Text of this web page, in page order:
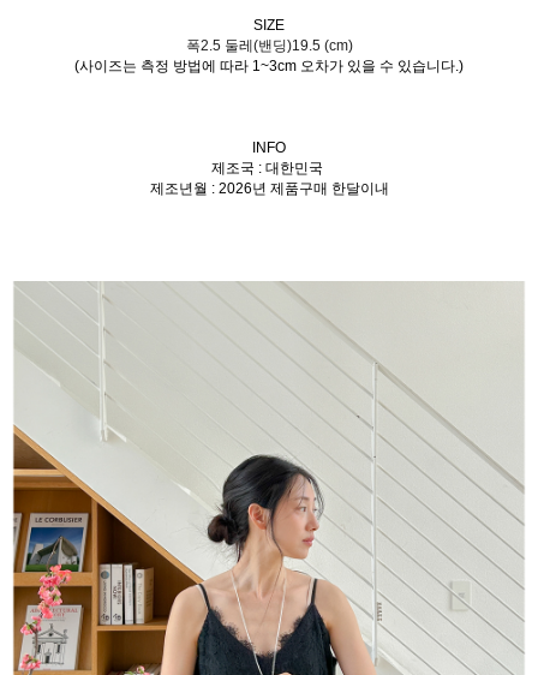
SIZE
폭2.5 둘레(밴딩)19.5 (cm)
(사이즈는 측정 방법에 따라 1~3cm 오차가 있을 수 있습니다.)
INFO
제조국 : 대한민국
제조년월 : 2026년 제품구매 한달이내